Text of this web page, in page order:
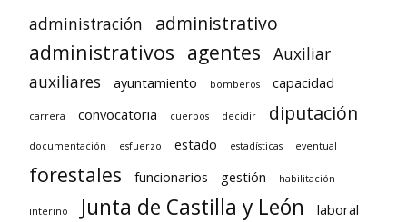
administración administrativo
administrativos agentes
Auxiliar
auxiliares
ayuntamiento bomberos capacidad
carrera convocatoria cuerpos decidir diputación
documentación esfuerzo estado estadísticas eventual
forestales funcionarios gestión habilitación
interino Junta de Castilla y León laboral